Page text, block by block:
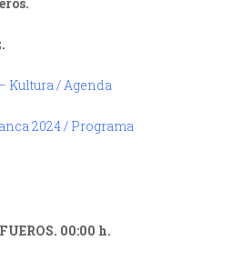
Kultura / Agenda
2024 / Programa
00:00 h.